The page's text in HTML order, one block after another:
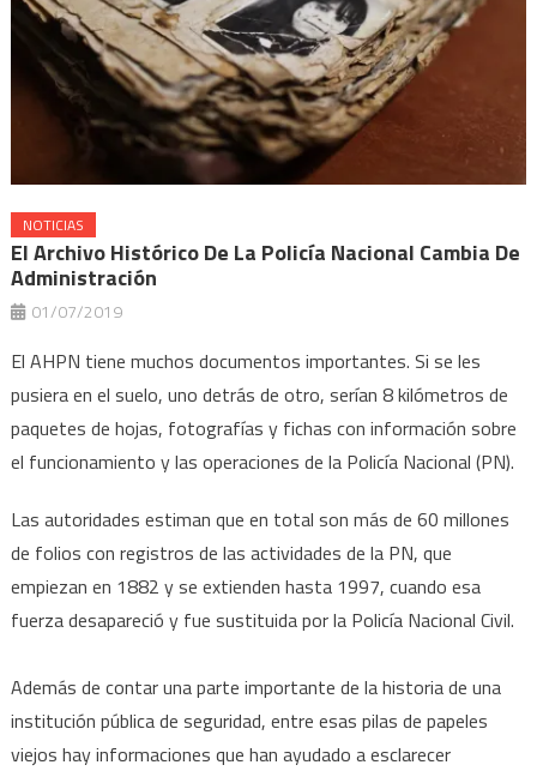
NOTICIAS
El Archivo Histórico De La Policía Nacional Cambia De
Administración
01/07/2019
El AHPN tiene muchos documentos importantes. Si se les
pusiera en el suelo, uno detrás de otro, serían 8 kilómetros de
paquetes de hojas, fotografías y fichas con información sobre
el funcionamiento y las operaciones de la Policía Nacional (PN).
Las autoridades estiman que en total son más de 60 millones
de folios con registros de las actividades de la PN, que
empiezan en 1882 y se extienden hasta 1997, cuando esa
fuerza desapareció y fue sustituida por la Policía Nacional Civil.
Además de contar una parte importante de la historia de una
institución pública de seguridad, entre esas pilas de papeles
viejos hay informaciones que han ayudado a esclarecer